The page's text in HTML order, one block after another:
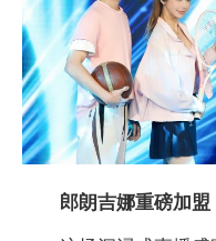
郎朗吉娜重磅加